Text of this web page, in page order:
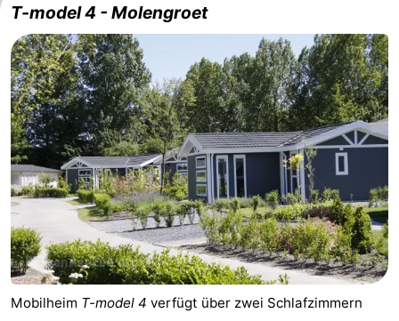
T-model 4 - Molengroet
Mobilheim T-model 4 verfügt über zwei Schlafzimmern